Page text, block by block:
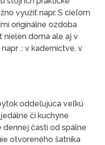
využiť napr. S cieľom
originálne ozdoba
nielen doma ale aj v
.: v kaderníctve, v
oddeľujúca veľkú
či kuchyne
časti od spálne
otvoreného šatníka